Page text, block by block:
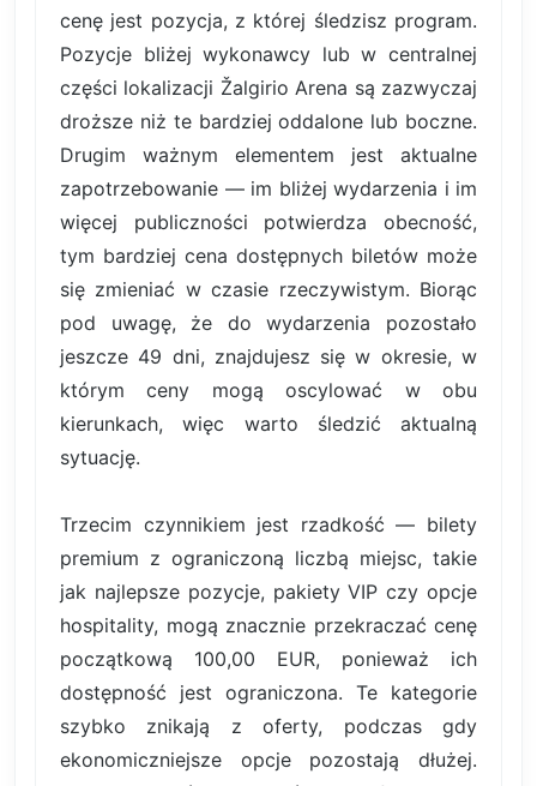
cenę jest pozycja, z której śledzisz program.
Pozycje bliżej wykonawcy lub w centralnej
części lokalizacji Žalgirio Arena są zazwyczaj
droższe niż te bardziej oddalone lub boczne.
Drugim ważnym elementem jest aktualne
zapotrzebowanie — im bliżej wydarzenia i im
więcej publiczności potwierdza obecność,
tym bardziej cena dostępnych biletów może
się zmieniać w czasie rzeczywistym. Biorąc
pod uwagę, że do wydarzenia pozostało
jeszcze 49 dni, znajdujesz się w okresie, w
którym ceny mogą oscylować w obu
kierunkach, więc warto śledzić aktualną
sytuację.
Trzecim czynnikiem jest rzadkość — bilety
premium z ograniczoną liczbą miejsc, takie
jak najlepsze pozycje, pakiety VIP czy opcje
hospitality, mogą znacznie przekraczać cenę
początkową 100,00 EUR, ponieważ ich
dostępność jest ograniczona. Te kategorie
szybko znikają z oferty, podczas gdy
ekonomiczniejsze opcje pozostają dłużej.